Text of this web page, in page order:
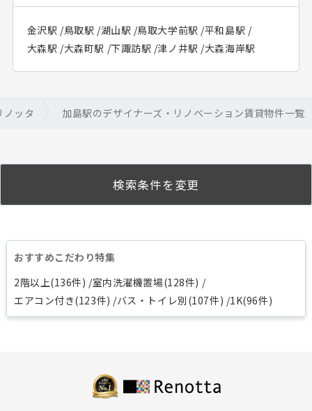
金沢駅 /鳥取駅 /湖山駅 /鳥取大学前駅 /平和島駅 /
大森駅 /大森町駅 /下諏訪駅 /津ノ井駅 /大森海岸駅
ッタ 加島駅のデザイナーズ・リノベーション賃貸物件一覧
検索条件を変更
おすすめこだわり特集
2階以上(136件) 室内洗濯機置場(128件)
エアコン付き(123件) バス・トイレ別(107件) 1K(96件)